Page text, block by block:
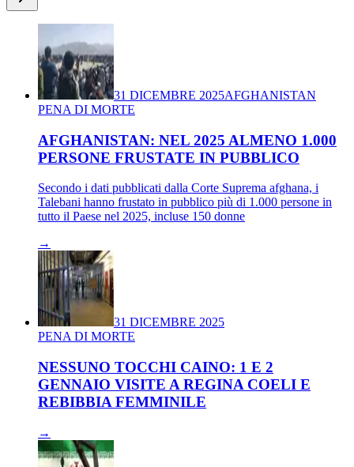
31 DICEMBRE 2025AFGHANISTAN
PENA DI MORTE
AFGHANISTAN: NEL 2025 ALMENO 1.000
PERSONE FRUSTATE IN PUBBLICO
Secondo i dati pubblicati dalla Corte Suprema afghana, i
Talebani hanno frustato in pubblico più di 1.000 persone in
tutto il Paese nel 2025, incluse 150 donne
→
31 DICEMBRE 2025
PENA DI MORTE
NESSUNO TOCCHI CAINO: 1 E 2
GENNAIO VISITE A REGINA COELI E
REBIBBIA FEMMINILE
→